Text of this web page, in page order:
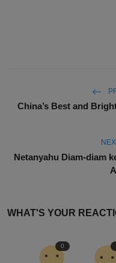
China’s Best and
Netanyahu Diam-diam
WHAT'S YOUR
0